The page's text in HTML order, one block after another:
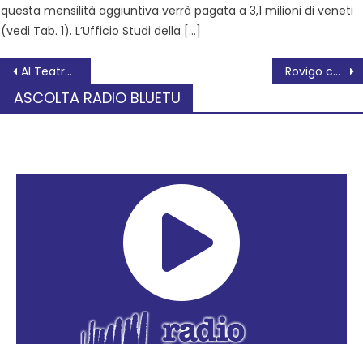
questa mensilità aggiuntiva verrà pagata a 3,1 milioni di veneti
(vedi Tab. 1). L’Ufficio Studi della […]
Al Teatro Sociale Così Fan Tutte di Mozart apre la stagione lirica Rovigo conquista le Coppe Veneto di softball Under 16 e baseball Under 18
ASCOLTA RADIO BLUETU